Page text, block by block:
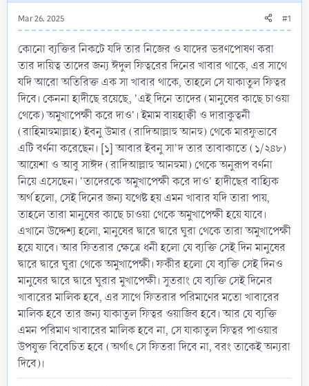
Mar 26, 2025 #1
কোনো ব্যক্তির নিকটে যদি তার নিজের ও যাদের ভরণপোষণ করা
তার দায়িত্ব তাদের জন্য ঈদুল ফিত্বরের দিনের খাবার থাকে, এর সাথে
যদি আরো অতিরিক্ত এক সা খাবার থাকে, তাহলে সে যাকাতুল ফিত্বর
দিবে। কেননা হাদীছে রয়েছে, 'এই দিনে তাদের (মানুষের কাছে চাওয়া
থেকে) অমুখাপেক্ষী করে দাও'। ইমাম বায়হাক্বী ও দারাকুত্বনী
(রাহিমাহুমাল্লাহ) ইবনু উমার (রাদিআল্লাহু আনহু) থেকে মারফুভাবে
এটি বর্ণনা করেছেন। [১] আবার ইবনু সা'দ তার তাবাকাতে (১/২৪৮)
আয়েশা ও আবু সাঈদ (রাদিআল্লাহু আনহুমা) থেকে অনুরূপ বর্ণনা
নিয়ে এসেছেন। 'তাদেরকে অমুখাপেক্ষী করে দাও' হাদীছের বাহ্যিক
অর্থ হলো, সেই দিনের জন্য যথেষ্ট হয় এমন খাবার যদি তারা পায়,
তাহলে তারা মানুষের কাছে চাওয়া থেকে অমুখাপেক্ষী হয়ে যাবে।
এখানে উদ্দেশ্য হলো, মানুষের দ্বারে দ্বারে ঘুরা থেকে তারা অমুখাপেক্ষী
হয়ে যাবে। আর ফিতরার ক্ষেত্রে ধনী হলো যে ব্যক্তি সেই দিন মানুষের
দ্বারে দ্বারে ঘুরা থেকে অমুখাপেক্ষী। ফকীর হলো যে ব্যক্তি সেই দিনও
মানুষের দ্বারে দ্বারে ঘুরার মুখাপেক্ষী। সুতরাং যে ব্যক্তি সেই দিনের
খাবারের মালিক হবে, এর সাথে ফিতরার পরিমাণের মতো খাবারের
মালিক হবে তার জন্য যাকাতুল ফিত্বর ওয়াজিব হবে। আর যে ব্যক্তি
এমন পরিমাণ খাবারের মালিক হবে না, সে যাকাতুল ফিত্বর পাওয়ার
উপযুক্ত বিবেচিত হবে (অর্থাৎ সে ফিতরা দিবে না, বরং তাকেই অন্যরা
দিবে)।